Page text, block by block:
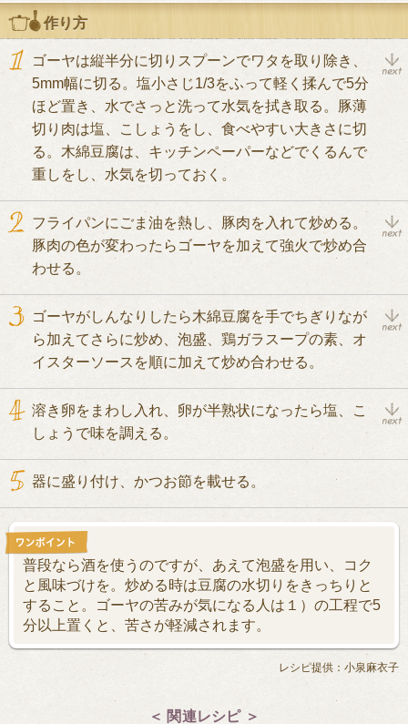
作り方
ゴーヤは縦半分に切りスプーンでワタを取り除き、
5mm幅に切る。塩小さじ1/3をふって軽く揉んで5分
ほど置き、水でさっと洗って水気を拭き取る。豚薄
切り肉は塩、こしょうをし、食べやすい大きさに切
る。木綿豆腐は、キッチンペーパーなどでくるんで
重しをし、水気を切っておく。
フライパンにごま油を熱し、豚肉を入れて炒める。
豚肉の色が変わったらゴーヤを加えて強火で炒め合
わせる。
ゴーヤがしんなりしたら木綿豆腐を手でちぎりなが
ら加えてさらに炒め、泡盛、鶏ガラスープの素、オ
イスターソースを順に加えて炒め合わせる。
溶き卵をまわし入れ、卵が半熟状になったら塩、こ
しょうで味を調える。
器に盛り付け、かつお節を載せる。
普段なら酒を使うのですが、あえて泡盛を用い、コク
と風味づけを。炒める時は豆腐の水切りをきっちりと
すること。ゴーヤの苦みが気になる人は１）の工程で5
分以上置くと、苦さが軽減されます。
レシピ提供：小泉麻衣子
＜ 関連レシピ ＞